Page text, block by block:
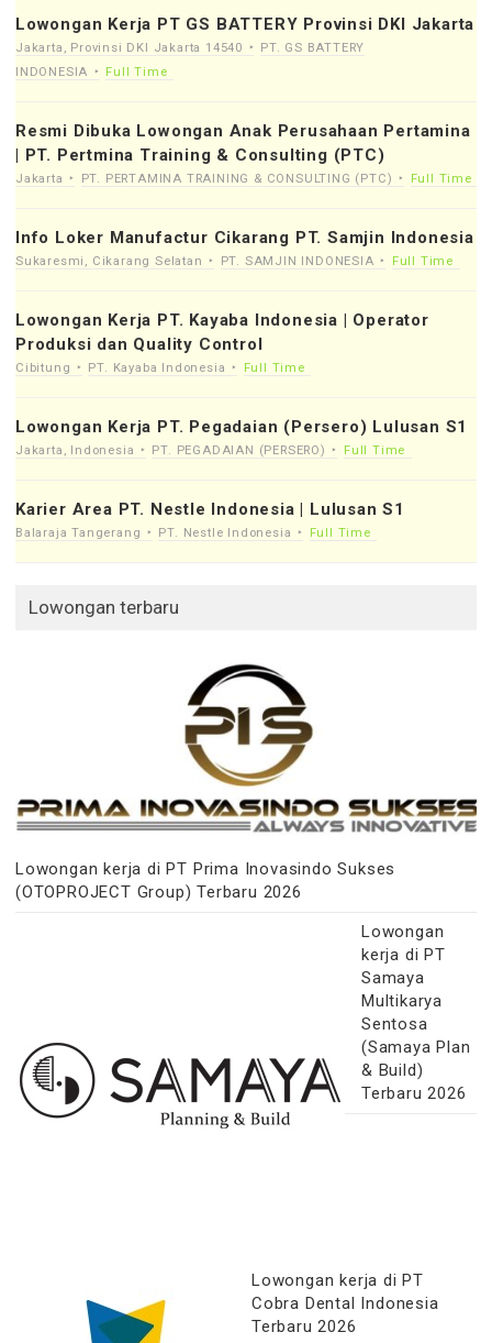
Lowongan Kerja PT GS BATTERY Provinsi DKI Jakarta
Jakarta, Provinsi DKI Jakarta 14540
PT. GS BATTERY
INDONESIA
Full Time
Resmi Dibuka Lowongan Anak Perusahaan Pertamina
| PT. Pertmina Training & Consulting (PTC)
Jakarta PT. PERTAMINA TRAINING & CONSULTING (PTC) Full Time
Info Loker Manufactur Cikarang PT. Samjin Indonesia
Sukaresmi, Cikarang Selatan PT. SAMJIN INDONESIA Full Time
Lowongan Kerja PT. Kayaba Indonesia | Operator
Produksi dan Quality Control
Cibitung PT. Kayaba Indonesia Full Time
Lowongan Kerja PT. Pegadaian (Persero) Lulusan S1
Jakarta, Indonesia PT. PEGADAIAN (PERSERO) Full Time
Karier Area PT. Nestle Indonesia | Lulusan S1
Balaraja Tangerang PT. Nestle Indonesia Full Time
Lowongan terbaru
Lowongan kerja di PT Prima Inovasindo Sukses
(OTOPROJECT Group) Terbaru 2026
Lowongan
kerja di PT
Samaya
Multikarya
Sentosa
(Samaya Plan
& Build)
Terbaru 2026
Lowongan kerja di PT
Cobra Dental Indonesia
Terbaru 2026